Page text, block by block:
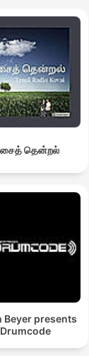
தென்றல்
Beyer presents
Drumcode